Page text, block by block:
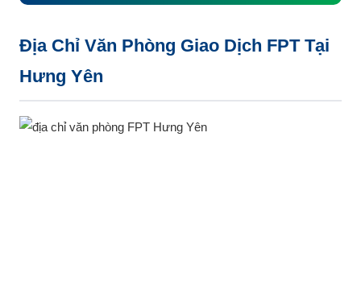
Địa Chỉ Văn Phòng Giao Dịch FPT Tại
Hưng Yên